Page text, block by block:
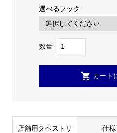
選べるフック
数量
店舗用タペストリ
仕様